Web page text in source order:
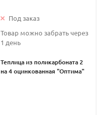
Под заказ
Товар можно забрать через
1 день
Теплица из поликарбоната 2
на 4 оцинкованная "Оптима"